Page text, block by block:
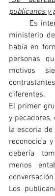
publicanos y
ministerio
había en
personas
motivos
diferentes.
El primer
y
la escoria
reconocida
debería
menos
Los